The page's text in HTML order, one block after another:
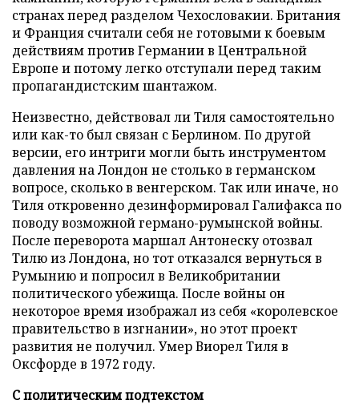
странах перед разделом Чехословакии. Британия
и Франция считали себя не готовыми к боевым
действиям против Германии в Центральной
Европе и потому легко отступали перед таким
пропагандистским шантажом.
Неизвестно, действовал ли Тиля самостоятельно
или как-то был связан с Берлином. По другой
версии, его интриги могли быть инструментом
давления на Лондон не столько в германском
вопросе, сколько в венгерском. Так или иначе, но
Тиля откровенно дезинформировал Галифакса по
поводу возможной германо-румынской войны.
После переворота маршал Антонеску отозвал
Тилю из Лондона, но тот отказался вернуться в
Румынию и попросил в Великобритании
политического убежища. После войны он
некоторое время изображал из себя «королевское
правительство в изгнании», но этот проект
развития не получил. Умер Виорел Тиля в
Оксфорде в 1972 году.
С политическим подтекстом